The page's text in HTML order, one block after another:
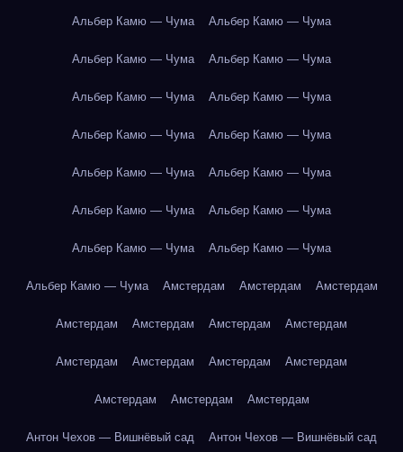
Альбер Камю — Чума Альбер Камю — Чума
Альбер Камю — Чума Альбер Камю — Чума
Альбер Камю — Чума Альбер Камю — Чума
Альбер Камю — Чума Альбер Камю — Чума
Альбер Камю — Чума Альбер Камю — Чума
Альбер Камю — Чума Альбер Камю — Чума
Альбер Камю — Чума Альбер Камю — Чума
Альбер Камю — Чума Амстердам Амстердам Амстердам
Амстердам Амстердам Амстердам Амстердам
Амстердам Амстердам Амстердам Амстердам
Амстердам Амстердам Амстердам
Антон Чехов — Вишнёвый сад Антон Чехов — Вишнёвый сад